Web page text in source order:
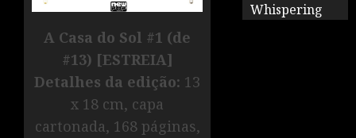
A Casa do Sol #1 (de
#13) [ESTREIA]
Detalhes da edição: 13
x 18 cm, capa
cartonada, 168 páginas,
Whispering